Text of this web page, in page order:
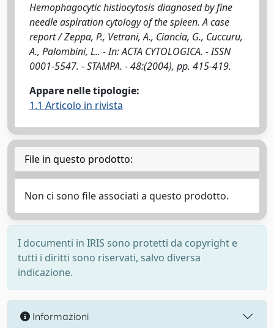
Hemophagocytic histiocytosis diagnosed by fine
needle aspiration cytology of the spleen. A case
report / Zeppa, P., Vetrani, A., Ciancia, G., Cuccuru,
A., Palombini, L.. - In: ACTA CYTOLOGICA. - ISSN
0001-5547. - STAMPA. - 48:(2004), pp. 415-419.
Appare nelle tipologie:
1.1 Articolo in rivista
File in questo prodotto:
Non ci sono file associati a questo prodotto.
I documenti in IRIS sono protetti da copyright e
tutti i diritti sono riservati, salvo diversa
indicazione.
Informazioni